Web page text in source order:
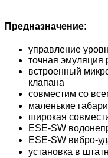
Предназначение:
управление
точная эмуляция
встроенный
клапана
совместим со
маленькие
широкая
ESE-SW
ESE-SW вибро-
установка в